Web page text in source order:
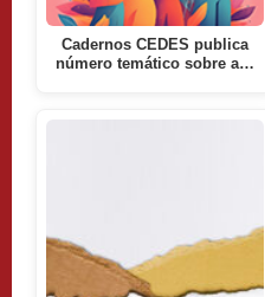
Cadernos CEDES publica
número temático sobre a…